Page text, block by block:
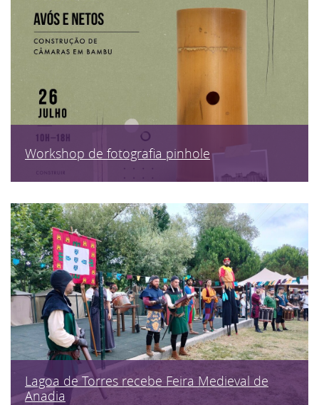
Workshop de fotografia pinhole
Lagoa de Torres recebe Feira Medieval de
Anadia